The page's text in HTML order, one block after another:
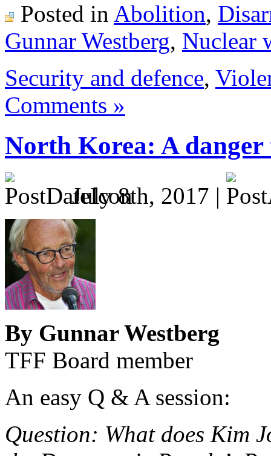
Posted in Abolition,
Gunnar Westberg, Nuclear
Security and defence,
Comments »
North Korea: A danger
July 8th, 2017 |
By Gunnar Westberg
TFF Board member
An easy Q & A session:
Question: What does Kim